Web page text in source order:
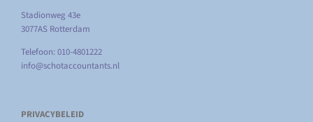
Stadionweg 43e
3077AS Rotterdam
Telefoon: 010-4801222
info@schotaccountants.nl
PRIVACYBELEID